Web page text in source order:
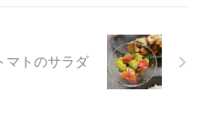
マトのサラダ